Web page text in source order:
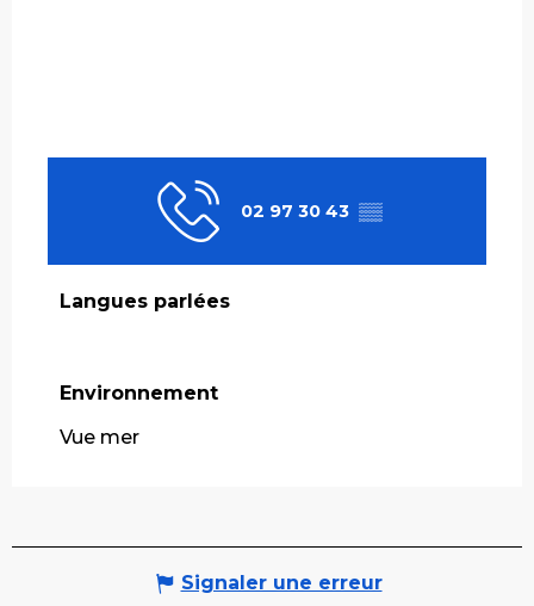
02 97 30 43 ▒▒
Langues parlées
Langues parlées
Environnement
Environnement
Vue mer
Signaler une erreur